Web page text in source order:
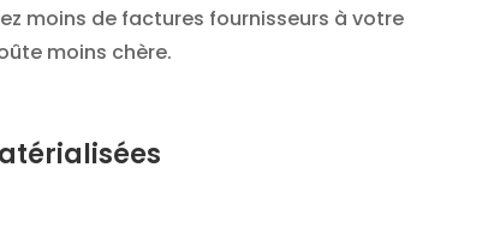
moins de factures fournisseurs à votre
moins chère.